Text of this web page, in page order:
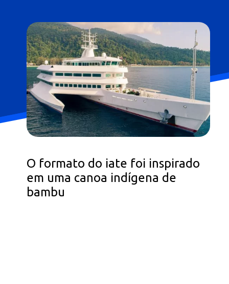
O formato do iate foi inspirado
em uma canoa indígena de
bambu